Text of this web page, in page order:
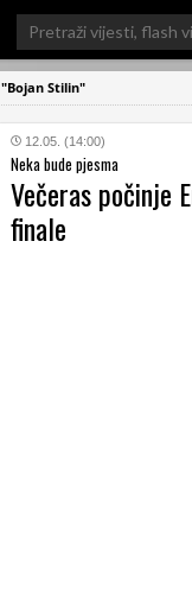
Search
for:
"Bojan Stilin"
12.05. (14:00)
Neka bude pjesma
Večeras počinje
finale